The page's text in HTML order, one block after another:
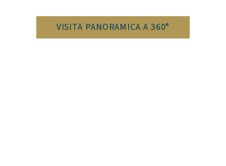
VISITA PANORAMICA A 360°